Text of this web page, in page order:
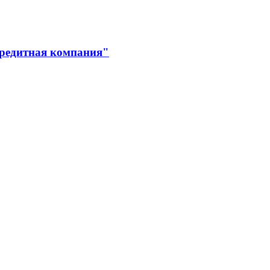
компания"